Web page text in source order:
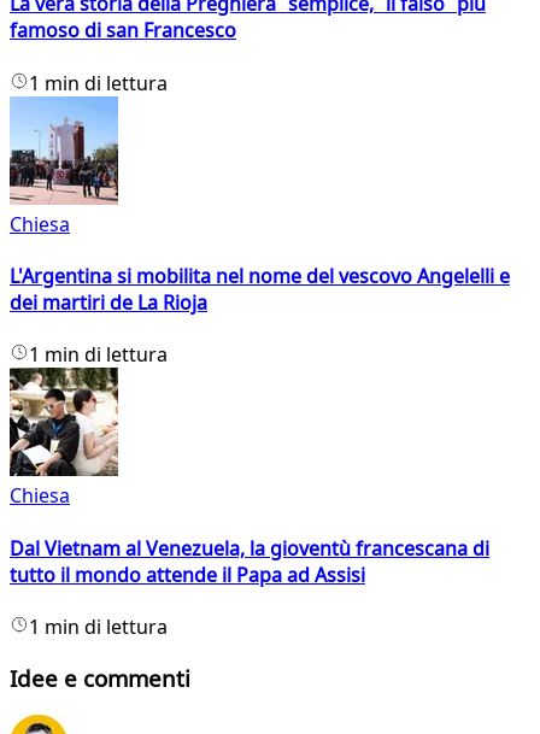
famoso di san Francesco
1 min di lettura
Chiesa
L'Argentina si mobilita nel nome del vescovo Angelelli e
dei martiri de La Rioja
1 min di lettura
Chiesa
Dal Vietnam al Venezuela, la gioventù francescana di
tutto il mondo attende il Papa ad Assisi
1 min di lettura
Idee e commenti